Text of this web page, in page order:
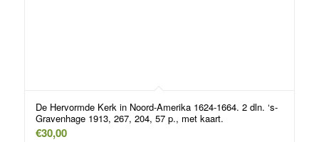
De Hervormde Kerk in Noord-Amerika 1624-1664. 2 dln. ‘s-
Gravenhage 1913, 267, 204, 57 p., met kaart.
€30,00